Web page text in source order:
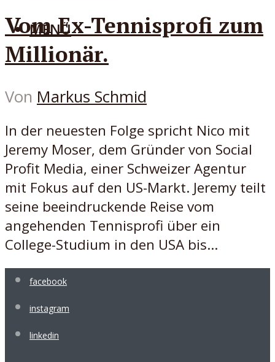
MENÜ
Vom Ex-Tennisprofi zum
Millionär.
Von Markus Schmid
In der neuesten Folge spricht Nico mit
Jeremy Moser, dem Gründer von Social
Profit Media, einer Schweizer Agentur
mit Fokus auf den US-Markt. Jeremy teilt
seine beeindruckende Reise vom
angehenden Tennisprofi über ein
College-Studium in den USA bis...
facebook
instagram
linkedin